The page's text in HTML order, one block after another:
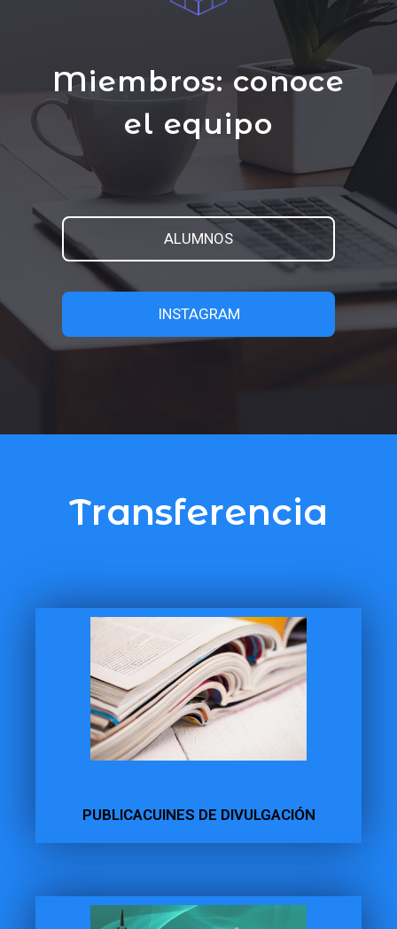
Miembros: conoce
el equipo
ALUMNOS
INSTAGRAM
Transferencia
PUBLICACUINES DE DIVULGACIÓN